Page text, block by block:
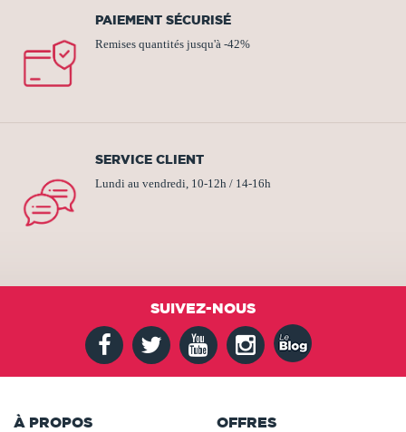
PAIEMENT SÉCURISÉ
Remises quantités jusqu'à -42%
SERVICE CLIENT
Lundi au vendredi, 10-12h / 14-16h
SUIVEZ-NOUS
À PROPOS OFFRES